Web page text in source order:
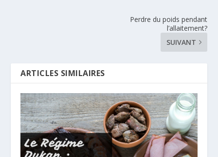
Perdre du poids pendant
l’allaitement?
SUIVANT
ARTICLES SIMILAIRES